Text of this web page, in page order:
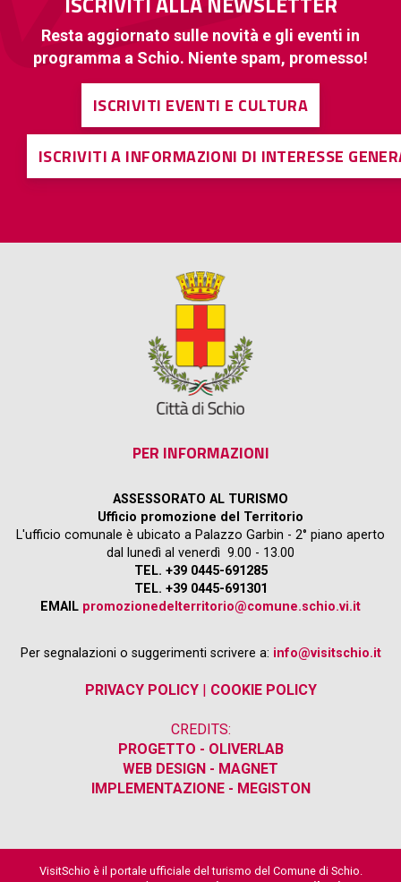
Resta aggiornato sulle novità e gli eventi in
programma a Schio. Niente spam, promesso!
ISCRIVITI EVENTI E CULTURA
ISCRIVITI A INFORMAZIONI DI INTERESSE
PER INFORMAZIONI
ASSESSORATO AL TURISMO
Ufficio promozione del Territorio
L'ufficio comunale è ubicato a Palazzo Garbin - 2° piano aperto
dal lunedì al venerdì 9.00 - 13.00
TEL. +39 0445-691285
TEL. +39 0445-691301
EMAIL promozionedelterritorio@comune.schio.vi.it
Per segnalazioni o suggerimenti scrivere a: info@visitschio.it
PRIVACY POLICY| COOKIE POLICY
CREDITS:
PROGETTO - OLIVERLAB
WEB DESIGN - MAGNET
IMPLEMENTAZIONE - MEGISTON
VisitSchio è il portale ufficiale del turismo del Comune di Schio.